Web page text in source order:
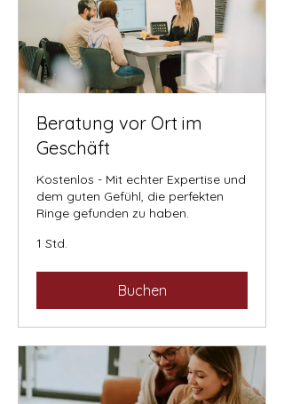
Beratung vor Ort im
Geschäft
Kostenlos - Mit echter Expertise und
dem guten Gefühl, die perfekten
Ringe gefunden zu haben.
1 Std.
Buchen